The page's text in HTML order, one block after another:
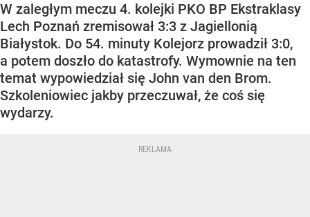
W zaległym meczu 4. kolejki PKO BP Ekstraklasy
Lech Poznań zremisował 3:3 z Jagiellonią
Białystok. Do 54. minuty Kolejorz prowadził 3:0,
a potem doszło do katastrofy. Wymownie na ten
temat wypowiedział się John van den Brom.
Szkoleniowiec jakby przeczuwał, że coś się
wydarzy.